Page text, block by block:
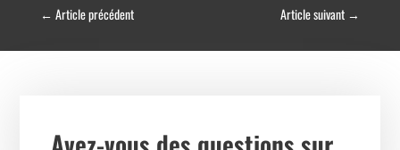
← Article précédent Article suivant →